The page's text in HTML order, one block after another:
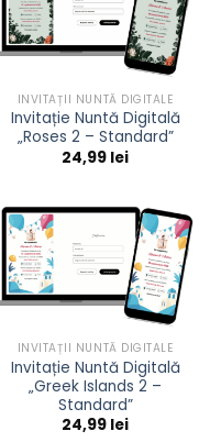
INVITAȚII NUNTĂ DIGITALE
Invitație Nuntă Digitală
„Roses 2 – Standard”
24,99 lei
INVITAȚII NUNTĂ DIGITALE
Invitație Nuntă Digitală
„Greek Islands 2 –
Standard”
24,99 lei